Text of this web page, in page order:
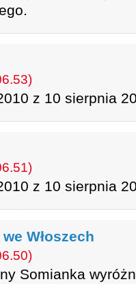
z 10 sierpnia
z 10 sierpnia
Włoszech
Somianka